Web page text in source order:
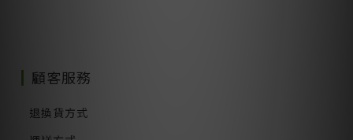
顧客服務
退換貨方式